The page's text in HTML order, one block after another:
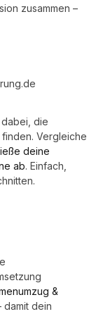
zusammen –
die
Vergleiche
deine
ab. Einfach,
&
damit dein